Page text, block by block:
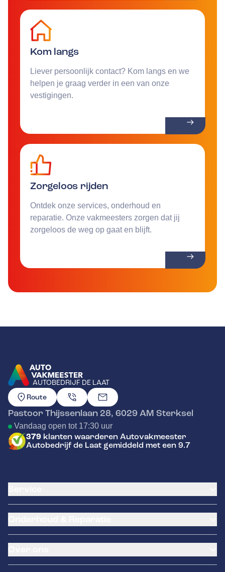
Kom langs
Liever persoonlijk contact? Kom langs en we
helpen je graag verder in een van onze
vestigingen.
Zorgeloos rijden
Ontdek onze services, onderhoud en
reparatie. Onze vakmeesters zorgen dat jij
zorgeloos de weg op gaat en blijft.
AUTOBEDRIJF DE LAAT
GA NAAR DE HOMEPAGINA
Route
Pastoor Thijssenlaan 28, 6029 AM Sterksel
Vandaag open tot 17:30 uur
379 klanten waarderen Autovakmeester
Autobedrijf de Laat gemiddeld met een 9.7
Banden service
Klantenkaart
Schade en reparatie